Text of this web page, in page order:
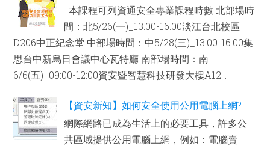
本課程可列資通安全專業課程時數 北部場時
間：北5/26(一)_13:00-16:00淡江台北校區
D206中正紀念堂 中部場時間：中5/28(三)_13:00-16:00集
思台中新烏日會議中心瓦特廳 南部場時間：南
6/6(五)_09:00-12:00資安暨智慧科技研發大樓A12...
【資安新知】如何安全使用公用電腦上網?
網際網路已成為生活上的必要工具，許多公
共區域提供公用電腦上網，例如：電腦賣